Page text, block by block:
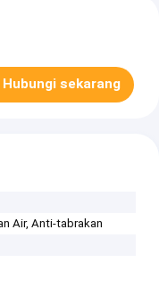
Hubungi sekarang
Air, Anti-tabrakan